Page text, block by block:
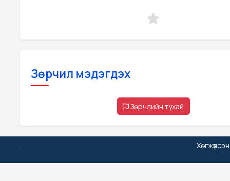
Зөрчил мэдэгдэх
Зөрчлийн тухай
.